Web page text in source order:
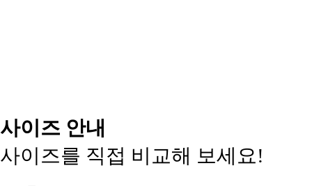
사이즈 안내
사이즈를 직접 비교해 보세요!